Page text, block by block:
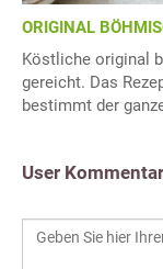
ORIGINAL
Köstliche original
gereicht. Das
bestimmt der
User